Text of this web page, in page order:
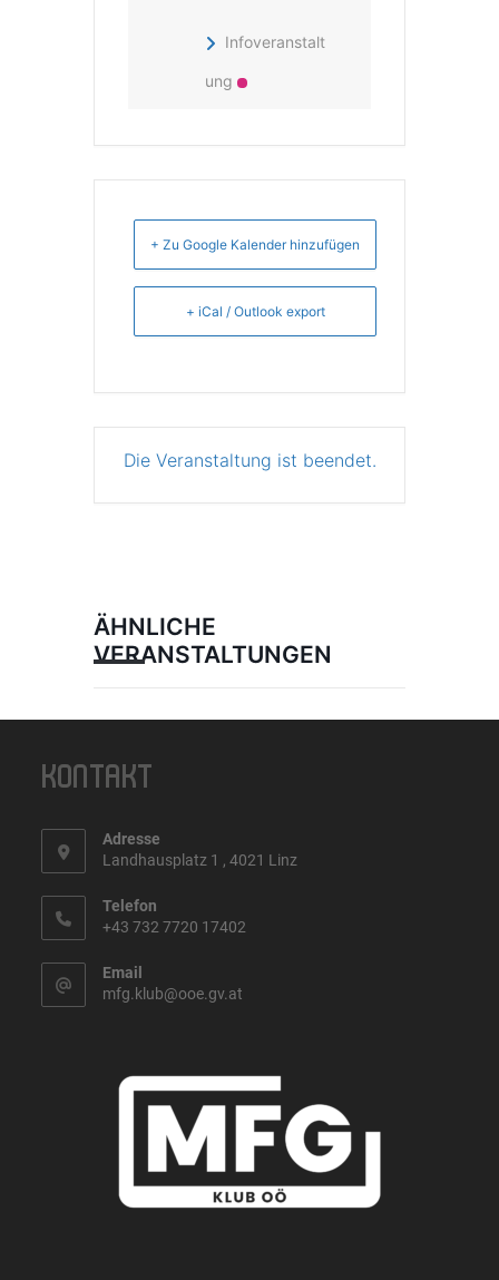
Infoveranstalt
ung
+ Zu Google Kalender hinzufügen
+ iCal / Outlook export
Die Veranstaltung ist beendet.
ÄHNLICHE
VERANSTALTUNGEN
KONTAKT
Adresse
Landhausplatz 1 , 4021 Linz
Telefon
+43 732 7720 17402
Email
mfg.klub@ooe.gv.at